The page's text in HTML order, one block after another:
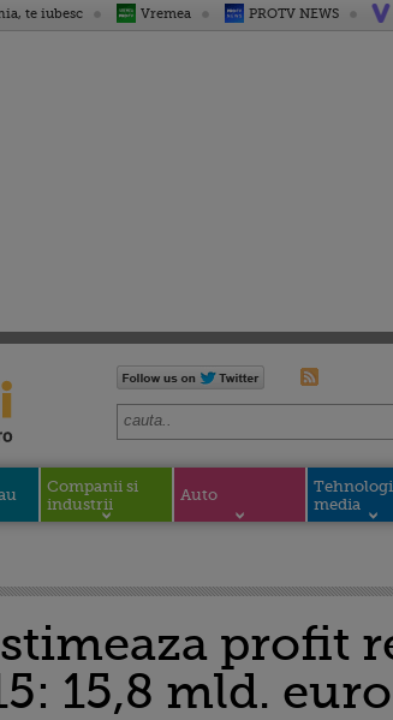
te iubesc Vremea PROTV NEWS
Companii si
industrii
Auto
media
profit
15,8 mld. euro